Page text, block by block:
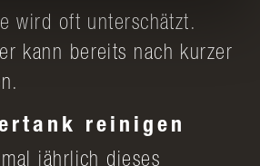
wird oft unterschätzt.
kann bereits nach kurzer
reinigen